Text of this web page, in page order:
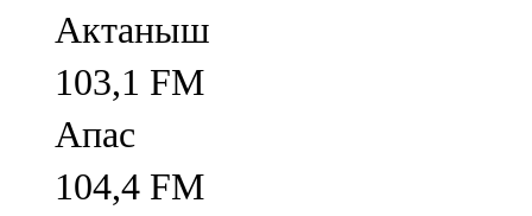
Актаныш
103,1 FM
Апас
104,4 FM